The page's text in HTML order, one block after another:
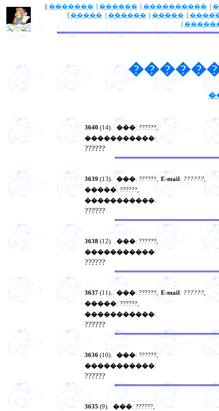
|| ������� | ������ | ���������� |
|����� | ������ | ����� |
|
3640 (14).���: ??????,
�����������:
??????
3639 (13).���: ??????,E-mail: ??????,
�����: ??????,
�����������:
??????
3638 (12). ���: ??????,
�����������:
??????
3637 (11). ���: ??????, E-mail: ??????,
�����: ??????,
�����������:
??????
3636 (10). ���: ??????,
�����������:
??????
3635 (9).���: ??????,